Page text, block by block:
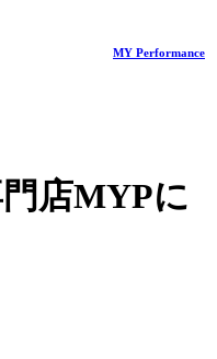
MY Performance
店MYPに